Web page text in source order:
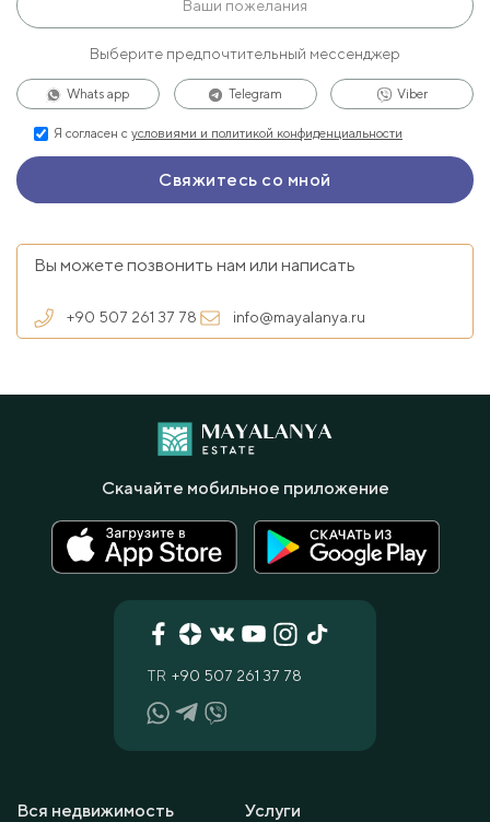
Выберите предпочтительный мессенджер
Whats app Telegram Viber
Я согласен с условиями и политикой конфиденциальности
Вы можете позвонить нам или написать
+90 507 261 37 78 info@mayalanya.ru
Вся недвижимость Услуги
TR +90 507 261 37 78
Скачайте мобильное приложение